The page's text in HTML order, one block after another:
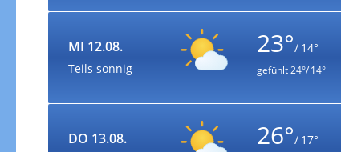
MI 12.08.
Teils sonnig
23°/ 14°
gefühlt24°/ 14°
DO 13.08. 26°/ 17°